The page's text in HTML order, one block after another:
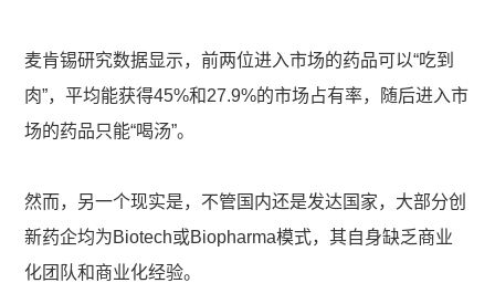
麦肯锡研究数据显示，前两位进入市场的药品可以“吃到
肉”，平均能获得45%和27.9%的市场占有率，随后进入市
场的药品只能“喝汤”。
然而，另一个现实是，不管国内还是发达国家，大部分创
新药企均为Biotech或Biopharma模式，其自身缺乏商业
化团队和商业化经验。